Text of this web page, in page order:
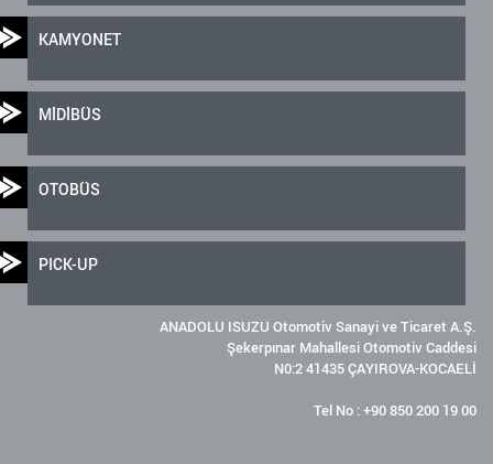
KAMYONET
MİDİBÜS
OTOBÜS
PICK-UP
ANADOLU ISUZU Otomotiv Sanayi ve Ticaret A.Ş.
Şekerpınar Mahallesi Otomotiv Caddesi
N0:2 41435 ÇAYIROVA-KOCAELİ
Tel No : +90 850 200 19 00